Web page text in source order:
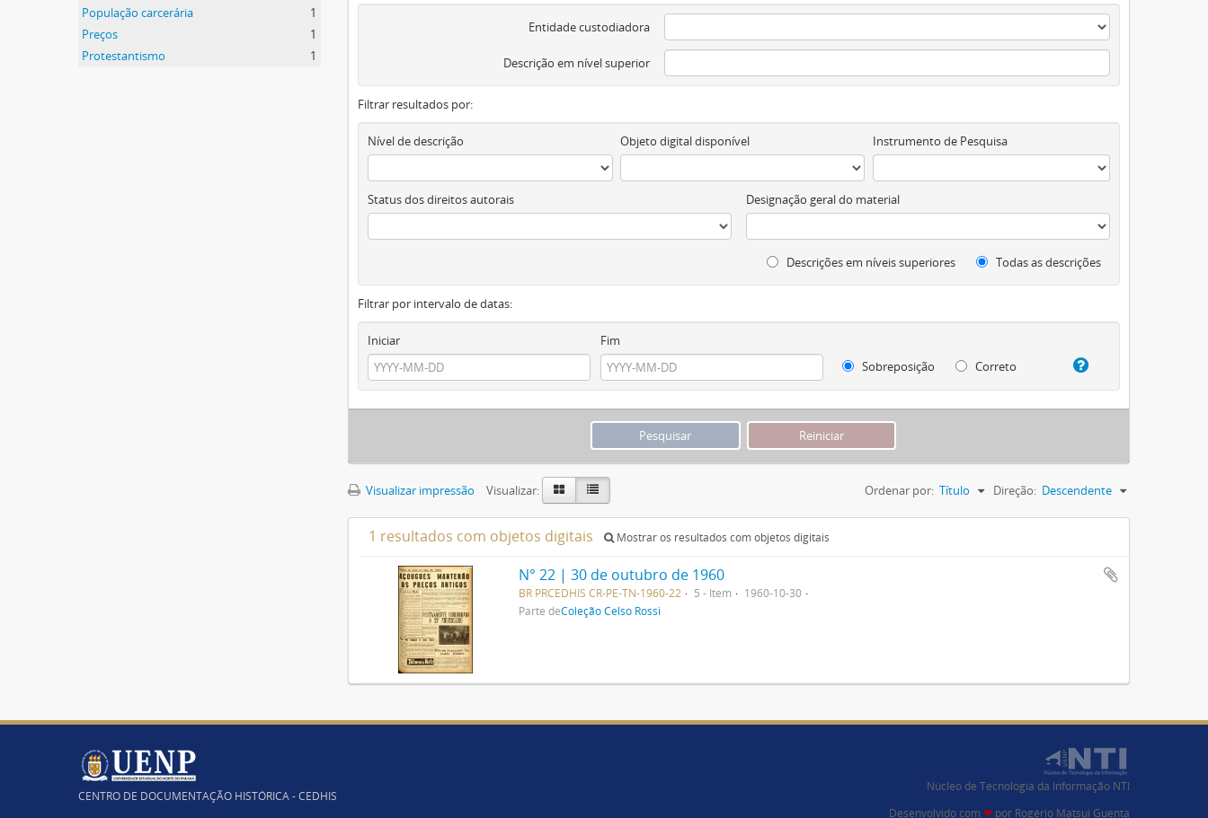
População carcerária
1
Preços
1
Protestantismo
1
Entidade custodiadora
Descrição em nível superior
Filtrar resultados por:
Nível de descrição Objeto digital disponível Instrumento de Pesquisa
Status dos direitos autorais Designação geral do material
Descrições em níveis superiores Todas as descrições
Filtrar por intervalo de datas:
Iniciar
Fim
Sobreposição
Correto
Visualizar impressão Visualizar: Ordenar por: Título Direção: Descendente
1 resultados com objetos digitais Mostrar os resultados com objetos digitais
N° 22 | 30 de outubro de 1960
BR PRCEDHIS CR-PE-TN-1960-22 5 - Item
1960-10-30
Parte deColeção Celso Rossi
CENTRO DE DOCUMENTAÇÃO HISTÓRICA - CEDHIS
Núcleo de Tecnologia da Informação NTI
Desenvolvido com ❤ por Rogério Matsui Guenta